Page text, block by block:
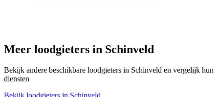
Meer loodgieters in Schinveld
Bekijk andere beschikbare loodgieters in Schinveld en vergelijk hun
diensten
Bekijk loodgieters in Schinveld